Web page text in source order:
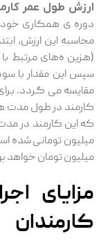
ارزش طول عمر
دوره ی همکاری خود
محاسبه این ارزش،
(هزین ه‌های مرتبط
سپس این مقدار با
مقایسه می گردد.
میلیون تومان خواهد
مزایای
کارمندان